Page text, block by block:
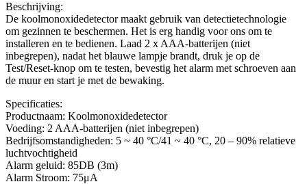
Beschrijving:
De koolmonoxidedetector maakt gebruik van detectietechnologie
om gezinnen te beschermen. Het is erg handig voor ons om te
installeren en te bedienen. Laad 2 x AAA-batterijen (niet
inbegrepen), nadat het blauwe lampje brandt, druk je op de
Test/Reset-knop om te testen, bevestig het alarm met schroeven aan
de muur en start je met de bewaking.
Specificaties:
Productnaam: Koolmonoxidedetector
Voeding: 2 AAA-batterijen (niet inbegrepen)
Bedrijfsomstandigheden: 5 ~ 40 °C/41 ~ 40 °C, 20 – 90% relatieve
luchtvochtigheid
Alarm geluid: 85DB (3m)
Alarm Stroom: 75μA